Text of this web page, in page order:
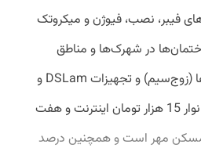
فیبر، نصب، فیوژن و میکروتک
در شهرک‌ها و مناطق
محصور با سیگنال‌رسانی فیبر و کابل‌کشی داخل مجتمع‌ها (زوج‌سیم) و تجهیزات DSLam و
مودم حداقل 500 هزار تومان است و آرپو انتظاری هر خانوار 15 هزار تومان اینترنت و هفت
مسکن مهر است و همچنین درصد